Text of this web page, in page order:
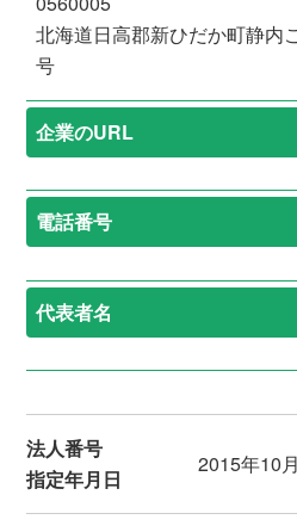
北海道日高郡新ひだか町静内
号
企業のURL
電話番号
代表者名
法人番号
指定年月日
2015年10